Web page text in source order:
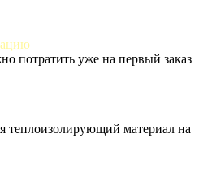
потратить уже на первый заказ
теплоизолирующий материал на